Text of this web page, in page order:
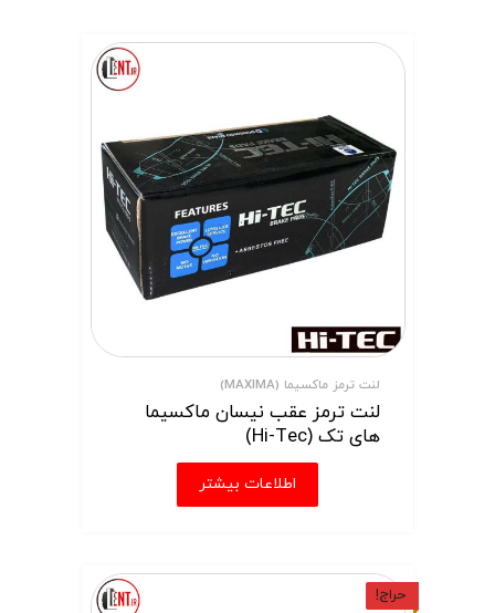
لنت ترمز ماکسیما (MAXIMA)
لنت ترمز عقب نیسان ماکسیما
های تک (Hi-Tec)
اطلاعات بیشتر
حراج!